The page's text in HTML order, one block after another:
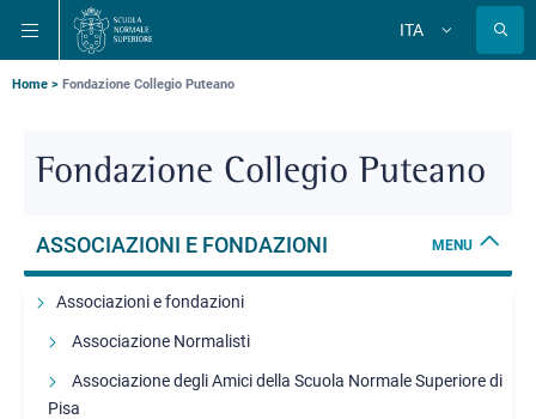
alla
navigazione
principale
contenuto
principale
alla
ricerca
principale
ITA
Briciole
pane
Home Fondazione Collegio Puteano
Fondazione Collegio Puteano
ASSOCIAZIONI E FONDAZIONI MENU
Associazioni e fondazioni
Associazione Normalisti
Associazione degli Amici della Scuola Normale Superiore di
Pisa